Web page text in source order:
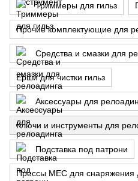
Триммеры для гильз
Прочие комплектующие для
Средства и смазки для
Ерши для чистки гильз
Аксессуары для
Ключи и инструменты для
Подставка под патрони
Прессы MEC для